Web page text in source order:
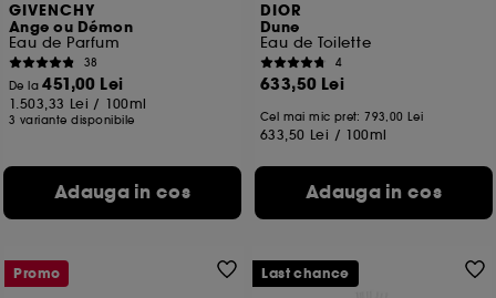
GIVENCHY
Ange ou Démon
Eau de Parfum
38
De la451,00 Lei
1.503,33 Lei / 100ml
3 variante disponibile
Adauga in cos
DIOR
Dune
Eau de Toilette
4
633,50 Lei
Cel mai mic pret:793,00 Lei
633,50 Lei / 100ml
Adauga in cos
Promo Last chance